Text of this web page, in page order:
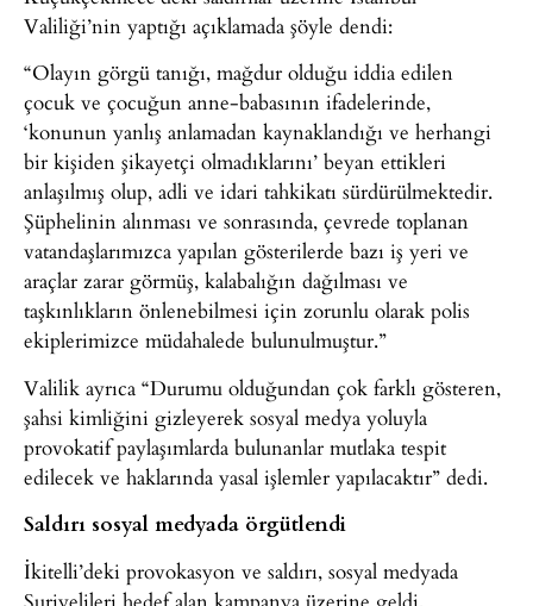
Valiliği’nin yaptığı açıklamada şöyle dendi:
“Olayın görgü tanığı, mağdur olduğu iddia edilen
çocuk ve çocuğun anne-babasının ifadelerinde,
‘konunun yanlış anlamadan kaynaklandığı ve herhangi
bir kişiden şikayetçi olmadıklarını’ beyan ettikleri
anlaşılmış olup, adli ve idari tahkikatı sürdürülmektedir.
Şüphelinin alınması ve sonrasında, çevrede toplanan
vatandaşlarımızca yapılan gösterilerde bazı iş yeri ve
araçlar zarar görmüş, kalabalığın dağılması ve
taşkınlıkların önlenebilmesi için zorunlu olarak polis
ekiplerimizce müdahalede bulunulmuştur.”
Valilik ayrıca “Durumu olduğundan çok farklı gösteren,
şahsi kimliğini gizleyerek sosyal medya yoluyla
provokatif paylaşımlarda bulunanlar mutlaka tespit
edilecek ve haklarında yasal işlemler yapılacaktır” dedi.
Saldırı sosyal medyada örgütlendi
İkitelli’deki provokasyon ve saldırı, sosyal medyada